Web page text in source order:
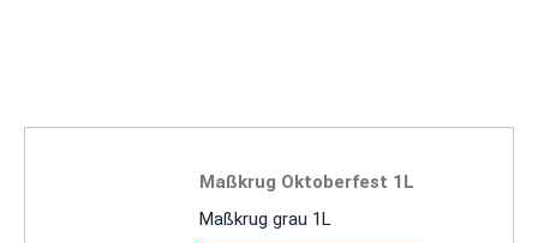
Maßkrug Oktoberfest 1L
Maßkrug grau 1L